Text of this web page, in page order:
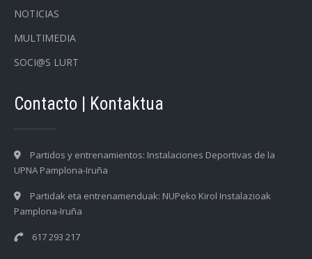
NOTICIAS
MULTIMEDIA
SOCI@S LURT
Contacto | Kontaktua
Partidos y entrenamientos: Instalaciones Deportivas de la
UPNA Pamplona-Iruña
Partidak eta entrenamenduak: NUPeko Kirol Instalazioak
Pamplona-Iruña
617 293 217